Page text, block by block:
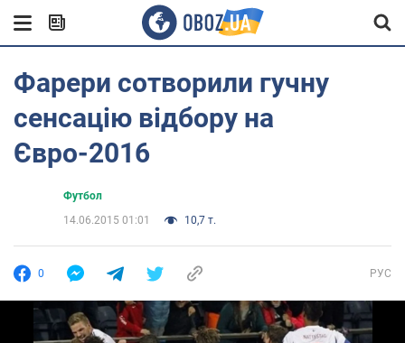
Фарери сотворили гучну
сенсацію відбору на
Євро-2016
Футбол
14.06.2015 01:01
10,7 т.
0 РУС